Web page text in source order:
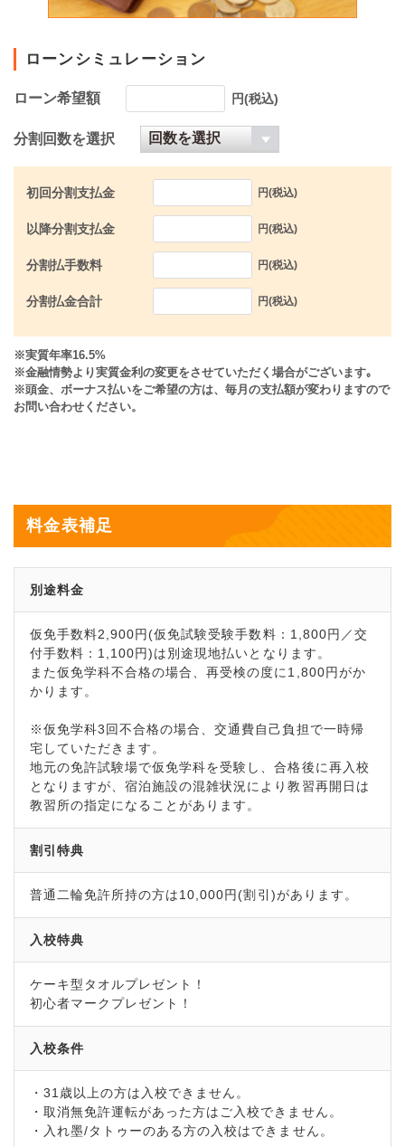
ローンシミュレーション
ローン希望額 円(税込)
分割回数を選択
初回分割支払金 円(税込)
以降分割支払金 円(税込)
分割払手数料 円(税込)
分割払金合計 円(税込)
※実質年率16.5%
※金融情勢より実質金利の変更をさせていただく場合がございます｡
※頭金、ボーナス払いをご希望の方は、毎月の支払額が変わりますので
お問い合わせください。
料金表補足
別途料金
仮免手数料2,900円(仮免試験受験手数料：1,800円／交
付手数料：1,100円)は別途現地払いとなります。
また仮免学科不合格の場合、再受検の度に1,800円がか
かります。
※仮免学科3回不合格の場合、交通費自己負担で一時帰
宅していただきます。
地元の免許試験場で仮免学科を受験し、合格後に再入校
となりますが、宿泊施設の混雑状況により教習再開日は
教習所の指定になることがあります。
割引特典
普通二輪免許所持の方は10,000円(割引)があります。
入校特典
ケーキ型タオルプレゼント！
初心者マークプレゼント！
入校条件
・31歳以上の方は入校できません。
・取消無免許運転があった方はご入校できません。
・入れ墨/タトゥーのある方の入校はできません。